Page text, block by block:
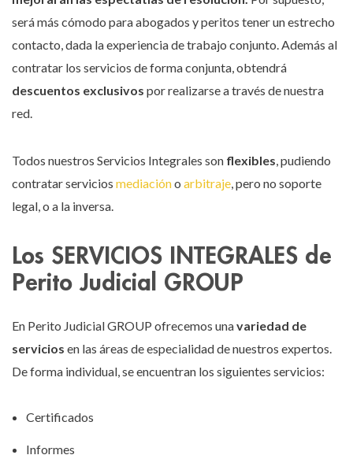
será más cómodo para abogados y peritos tener un estrecho
contacto, dada la experiencia de trabajo conjunto. Además al
contratar los servicios de forma conjunta, obtendrá
descuentos exclusivos por realizarse a través de nuestra
red.
Todos nuestros Servicios Integrales son flexibles , pudiendo
contratar servicios mediacióno arbitraje , pero no soporte
legal, o a la inversa.
Los SERVICIOS INTEGRALES de
Perito Judicial GROUP
En Perito Judicial GROUP ofrecemos unavariedad de
servicios en las áreas de especialidad de nuestros expertos.
De forma individual, se encuentran los siguientes servicios:
Certificados
Informes